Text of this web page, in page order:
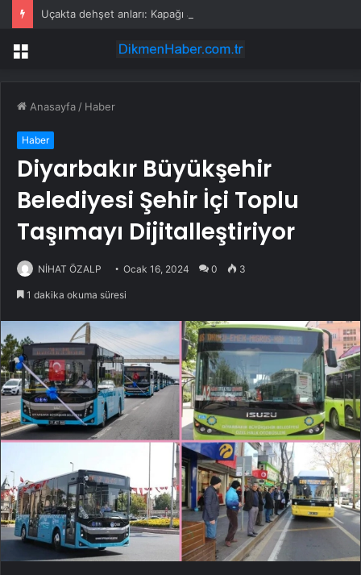
Menü
Anasayfa / Haber
Haber
Diyarbakır Büyükşehir
Belediyesi Şehir İçi Toplu
Taşımayı Dijitalleştiriyor
NİHAT ÖZALP Ocak 16, 2024 0 3
1 dakika okuma süresi